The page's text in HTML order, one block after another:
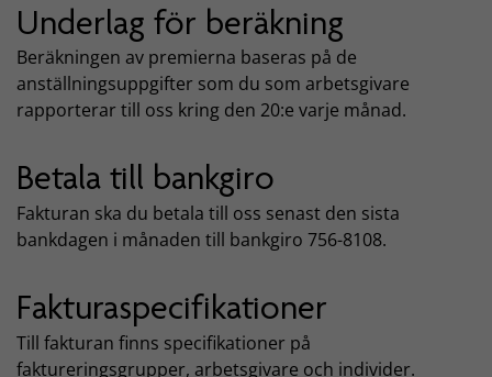
Underlag för beräkning
Beräkningen av premierna baseras på de
anställningsuppgifter som du som arbetsgivare
rapporterar till oss kring den 20:e varje månad.
Betala till bankgiro
Fakturan ska du betala till oss senast den sista
bankdagen i månaden till bankgiro 756-8108.
Fakturaspecifikationer
Till fakturan finns specifikationer på
faktureringsgrupper, arbetsgivare och individer.